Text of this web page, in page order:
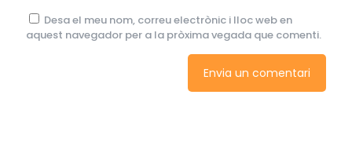
Desa el meu nom, correu electrònic i lloc web en
aquest navegador per a la pròxima vegada que comenti.